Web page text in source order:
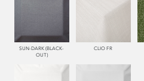
SUN-DARK (BLACK-
OUT)
CLIO FR